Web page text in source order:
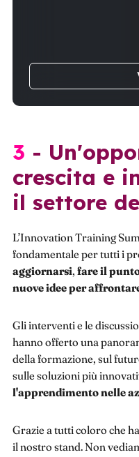
3 - Un'opportunità di
crescita e
il settore
L’Innovation Training
fondamentale per tutti i
aggiornarsi, fare il
nuove idee per
Gli interventi e le
hanno offerto una
della formazione, sul
sulle soluzioni più
l'apprendimento nelle
Grazie a tutti coloro che
il nostro stand. Non